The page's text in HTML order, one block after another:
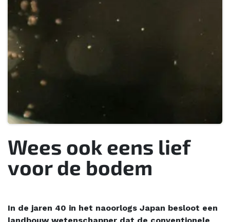
Wees ook eens lief
voor de bodem
In de jaren 40 in het naoorlogs Japan besloot een